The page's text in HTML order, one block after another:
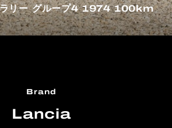
ラリー グループ4 1974 100km
Brand
Lancia